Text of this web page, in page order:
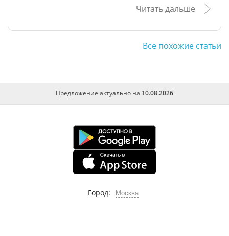
Читать дальше
Все похожие статьи
Предложение актуально на 10.08.2026
Город: Москва